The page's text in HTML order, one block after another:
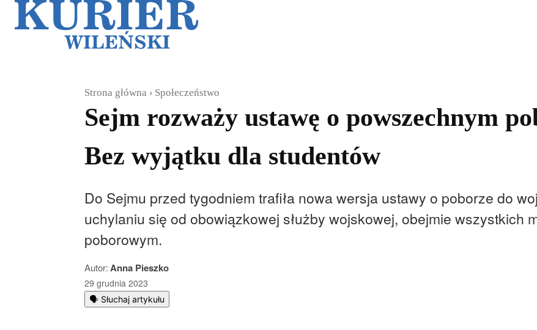
Strona główna Społeczeństwo
Sejm rozważy ustawę o powszechnym
Bez wyjątku dla studentów
Do Sejmu przed tygodniem trafiła nowa wersja ustawy o poborze do
uchylaniu się od obowiązkowej służby wojskowej, obejmie wszystkich
poborowym.
Autor:Anna Pieszko
29 grudnia 2023
🗣️ Słuchaj artykułu